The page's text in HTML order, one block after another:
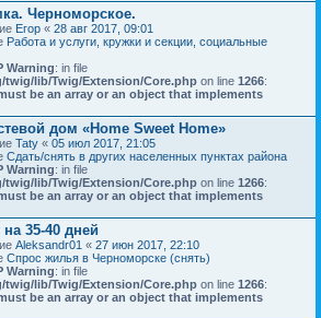
Черноморское.
Егор « 28 авг 2017, 09:01
Работа и услуги, кружки и секции, социальные
Warning: in file
twig/lib/Twig/Extension/Core.php on line 1266:
be an array or an object that implements
дом «Home Sweet Home»
Taty « 05 июл 2017, 21:05
Сдать/снять в других населенных пунктах района
Warning: in file
twig/lib/Twig/Extension/Core.php on line 1266:
be an array or an object that implements
35-40 дней
Aleksandr01 « 27 июн 2017, 22:10
Спрос жилья в Черноморске (снять)
Warning: in file
twig/lib/Twig/Extension/Core.php on line 1266:
be an array or an object that implements